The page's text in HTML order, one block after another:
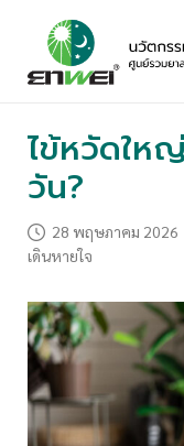
content
ไข้หวัดให
วัน?
28 พฤษภาคม 2026
เดินหายใจ